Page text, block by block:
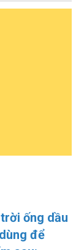
ống dầu
để